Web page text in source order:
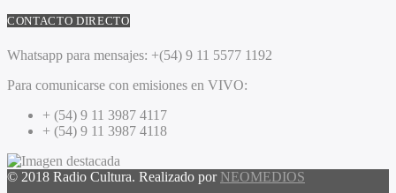
CONTACTO DIRECTO
Whatsapp para mensajes: +(54) 9 11 5577 1192
Para comunicarse con emisiones en VIVO:
+ (54) 9 11 3987 4117
+ (54) 9 11 3987 4118
© 2018 Radio Cultura. Realizado por NEOMEDIOS